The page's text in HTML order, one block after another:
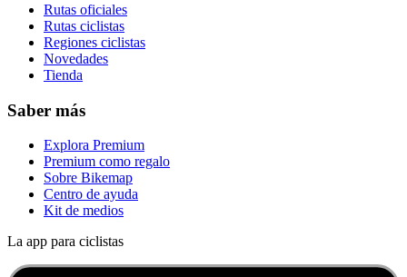
Rutas oficiales
Rutas ciclistas
Regiones ciclistas
Novedades
Tienda
Saber más
Explora Premium
Premium como regalo
Sobre Bikemap
Centro de ayuda
Kit de medios
La app para ciclistas